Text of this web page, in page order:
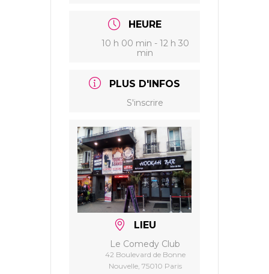
HEURE
10 h 00 min - 12 h 30
min
PLUS D'INFOS
S'inscrire
LIEU
Le Comedy Club
42 Boulevard de Bonne
Nouvelle, 75010 Paris